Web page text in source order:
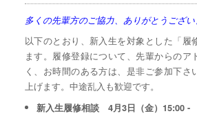
多くの先輩方のご協力、ありがとうござい
以下のとおり、新入生を対象とした「履
ます。履修登録について、先輩からのア
く、お時間のある方は、是非ご参加下さ
上げます。中途乱入も歓迎です。
新入生履修相談 4月3日（金）15:00